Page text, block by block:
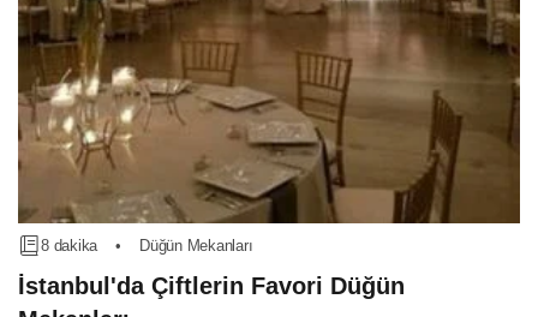
8 dakika • Düğün Mekanları
İstanbul'da Çiftlerin Favori Düğün